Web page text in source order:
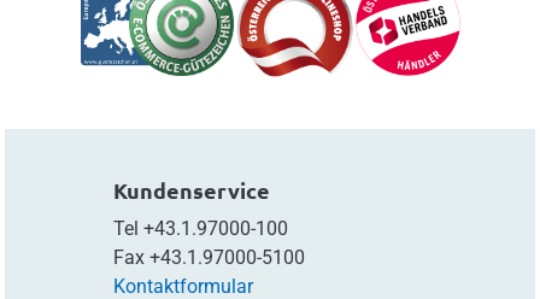
Kundenservice
Tel +43.1.97000-100
Fax +43.1.97000-5100
Kontaktformular